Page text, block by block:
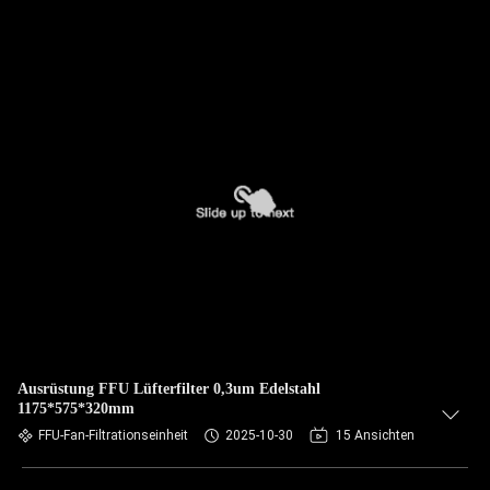
Ausrüstung FFU Lüfterfilter 0,3um Edelstahl
1175*575*320mm
FFU-Fan-Filtrationseinheit 2025-10-30 15 Ansichten